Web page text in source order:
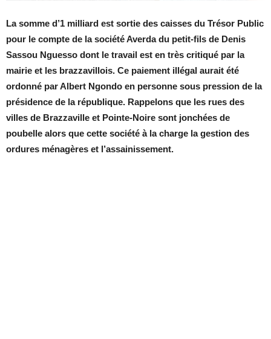
La somme d’1 milliard est sortie des caisses du Trésor Public
pour le compte de la société Averda du petit-fils de Denis
Sassou Nguesso dont le travail est en très critiqué par la
mairie et les brazzavillois. Ce paiement illégal aurait été
ordonné par Albert Ngondo en personne sous pression de la
présidence de la république. Rappelons que les rues des
villes de Brazzaville et Pointe-Noire sont jonchées de
poubelle alors que cette société à la charge la gestion des
ordures ménagères et l’assainissement.